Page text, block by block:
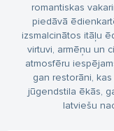
romantiskas
piedāvā
izsmalcinātos itāļu
virtuvi, armēņu un
atmosfēru
gan restorāni,
jūgendstila ēkās,
latviešu